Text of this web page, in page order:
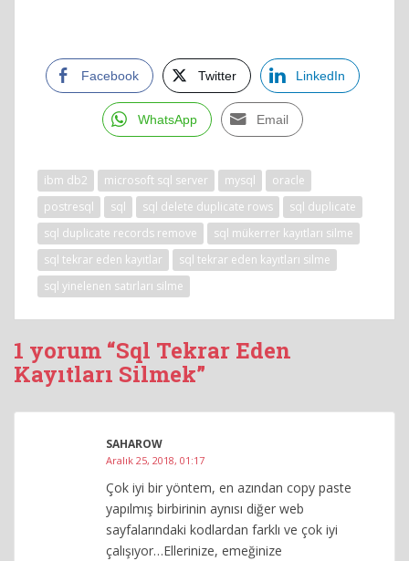
Facebook Twitter LinkedIn
WhatsApp Email
ibm db2 microsoft sql server mysql
oracle
postresql
sql sql delete duplicate rows
sql duplicate
sql duplicate records remove
sql mükerrer kayıtları silme
sql tekrar eden kayıtlar
sql tekrar eden kayıtları silme
sql yinelenen satırları silme
1 yorum “Sql Tekrar Eden
Kayıtları Silmek”
SAHAROW
Aralık 25, 2018, 01:17
Çok iyi bir yöntem, en azından copy paste
yapılmış birbirinin aynısı diğer web
sayfalarındaki kodlardan farklı ve çok iyi
çalışıyor…Ellerinize, emeğinize